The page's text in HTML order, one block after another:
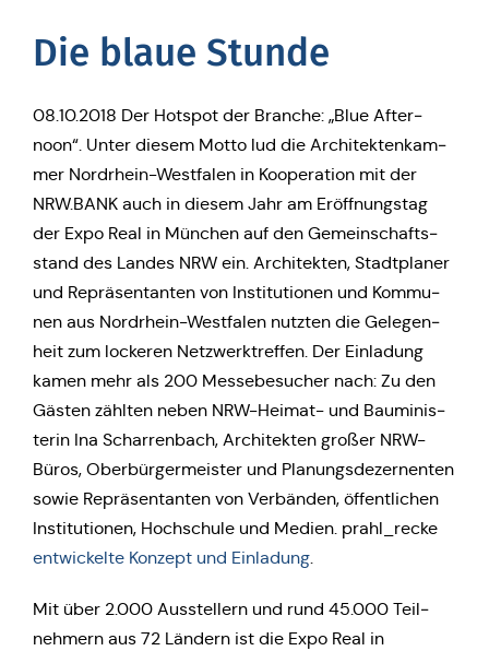
Die blaue Stunde
08.10.2018 Der Hotspot der Branche: „Blue After­
noon“. Unter diesem Motto lud die Archi­tek­ten­kam­
mer Nord­rhein-West­fa­len in Koope­ra­ti­on mit der
NRW.BANK auch in diesem Jahr am Eröff­nungs­tag
der Expo Real in München auf den Gemein­schafts­
stand des Landes NRW ein. Archi­tek­ten, Stadt­pla­ner
und Reprä­sen­tan­ten von Insti­tu­tio­nen und Kom­mu­
nen aus Nord­rhein-West­fa­len nutzten die Gele­gen­
heit zum locke­ren Netz­werktref­fen. Der Ein­la­dung
kamen mehr als 200 Mes­se­be­su­cher nach: Zu den
Gästen zählten neben NRW-Heimat- und Bau­mi­nis­
te­rin Ina Schar­ren­bach, Archi­tek­ten großer NRW-
Büros, Ober­bür­ger­meis­ter und Pla­nungs­de­zer­nen­ten
sowie Reprä­sen­tan­ten von Ver­bän­den, öffent­li­chen
Insti­tu­tio­nen, Hoch­schu­le und Medien. prahl_recke
ent­wi­ckel­te Konzept und Ein­la­dung.
Mit über 2.000 Aus­stel­lern und rund 45.000 Teil­
neh­mern aus 72 Ländern ist die Expo Real in